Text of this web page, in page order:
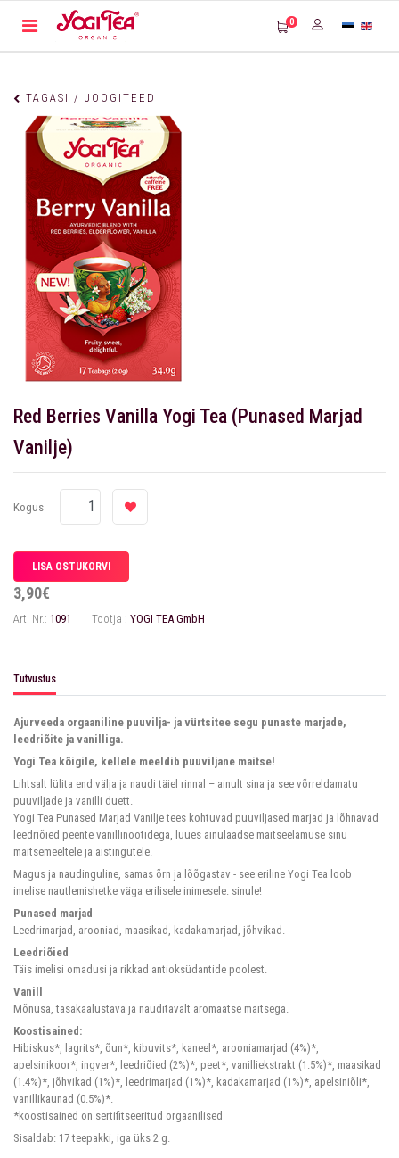
0
TAGASI / JOOGITEED
Red Berries Vanilla Yogi Tea (Punased Marjad
Vanilje)
Kogus
3,90€
Art. Nr.: 1091 Tootja : YOGI TEA GmbH
Tutvustus
Ajurveeda orgaaniline puuvilja- ja vürtsitee segu punaste marjade,
leedriõite ja vanilliga.
Yogi Tea kõigile, kellele meeldib puuviljane maitse!
Lihtsalt lülita end välja ja naudi täiel rinnal – ainult sina ja see võrreldamatu
puuviljade ja vanilli duett.
Yogi Tea Punased Marjad Vanilje tees kohtuvad puuviljased marjad ja lõhnavad
leedriõied peente vanillinootidega, luues ainulaadse maitseelamuse sinu
maitsemeeltele ja aistingutele.
Magus ja naudinguline, samas õrn ja lõõgastav - see eriline Yogi Tea loob
imelise nautlemishetke väga erilisele inimesele: sinule!
Punased marjad
Leedrimarjad, arooniad, maasikad, kadakamarjad, jõhvikad.
Leedriõied
Täis imelisi omadusi ja rikkad antioksüdantide poolest.
Vanill
Mõnusa, tasakaalustava ja nauditavalt aromaatse maitsega.
Koostisained:
Hibiskus*, lagrits*, õun*, kibuvits*, kaneel*, arooniamarjad (4%)*,
apelsinikoor*, ingver*, leedriõied (2%)*, peet*, vanilliekstrakt (1.5%)*, maasikad
(1.4%)*, jõhvikad (1%)*, leedrimarjad (1%)*, kadakamarjad (1%)*, apelsiniõli*,
vanillikaunad (0.5%)*.
*koostisained on sertifitseeritud orgaanilised
Sisaldab: 17 teepakki, iga üks 2 g.